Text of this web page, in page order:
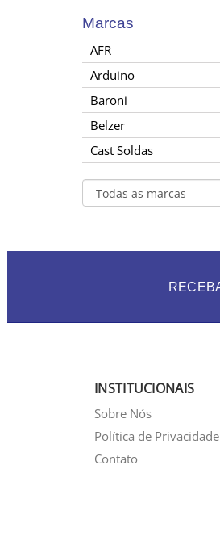
Marcas
AFR
Arduino
Baroni
Belzer
Cast Soldas
INSTITUCIONAIS
Sobre Nós
Política de Privacidade
Contato